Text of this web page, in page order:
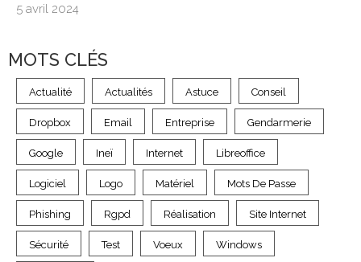
5 avril 2024
MOTS CLÉS
Actualité Actualités Astuce Conseil
Dropbox Email Entreprise Gendarmerie
Google Ineï Internet Libreoffice
Logiciel Logo Matériel Mots De Passe
Phishing Rgpd Réalisation Site Internet
Sécurité Test Voeux Windows